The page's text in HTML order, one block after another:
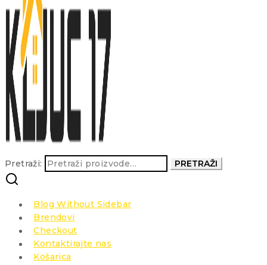
Pretraži: PRETRAŽI
Blog Without Sidebar
Brendovi
Checkout
Kontaktirajte nas
Košarica